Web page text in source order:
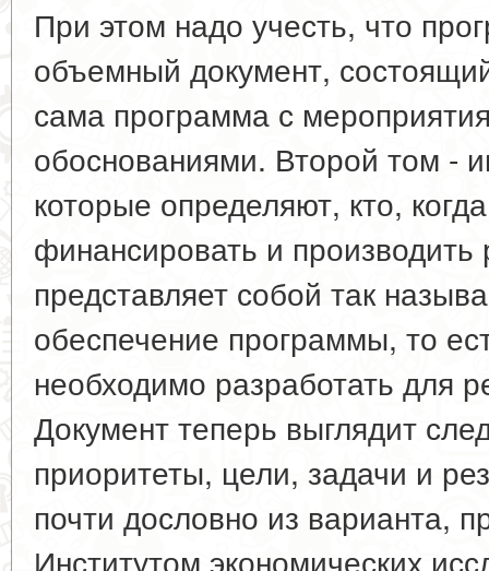
При этом надо учесть, что
объемный документ,
сама программа с
обоснованиями. Второй том -
которые определяют, кто,
финансировать и
представляет собой так
обеспечение программы, то
необходимо разработать для
Документ теперь выглядит
приоритеты, цели, задачи и
почти дословно из варианта,
Институтом экономических